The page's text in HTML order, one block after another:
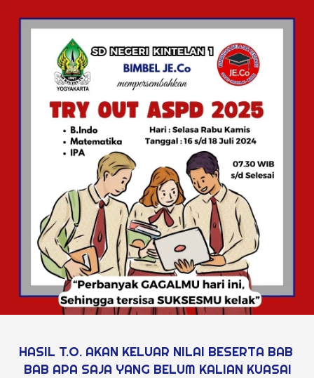
HASIL T.O. AKAN KELUAR NILAI BESERTA BAB
BAB APA SAJA YANG BELUM KALIAN KUASAI